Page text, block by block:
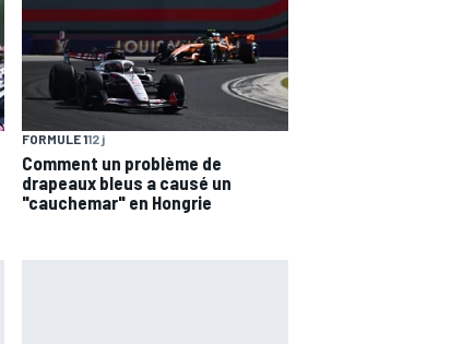
FORMULE 112 j
Comment un problème de
drapeaux bleus a causé un
"cauchemar" en Hongrie